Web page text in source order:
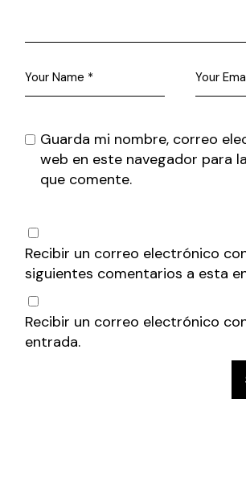
Guarda mi nombre, correo
web en este navegador para
que comente.
Recibir un correo electrónico
siguientes comentarios a esta
Recibir un correo electrónico
entrada.